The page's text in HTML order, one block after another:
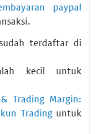
paypal
terdaftar di
kecil untuk
Trading Margin:
Tradinguntuk